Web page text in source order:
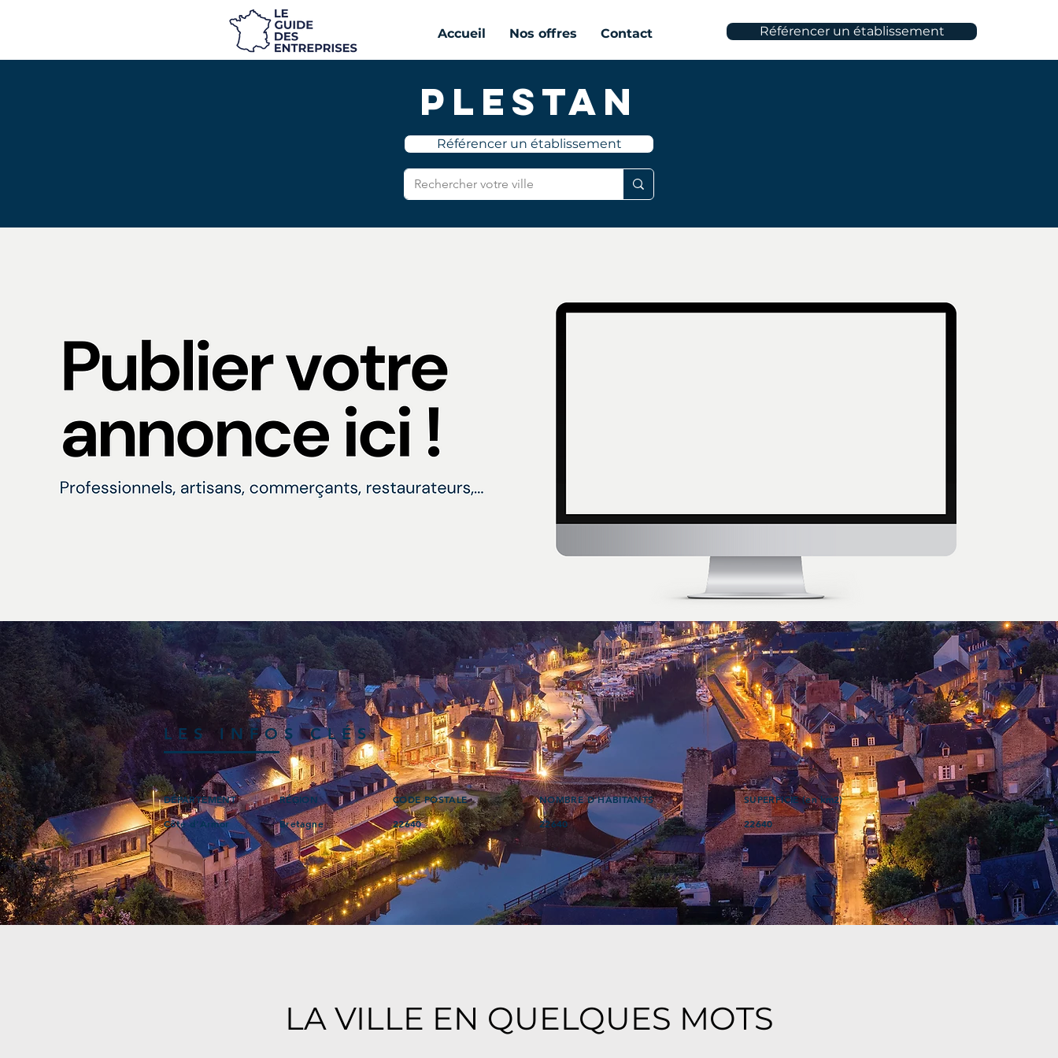
Référencer un établissement
Accueil Nos offres Contact
Plestan
Référencer un établissement
LES INFOS CLÉS
DÉPARTEMENT
Côte d’Armor
RÉGION
Bretagne
CODE POSTALE
22640
NOMBRE D'HABITANTS
22640
SUPERFICIE (en km2)
22640
LA VILLE EN QUELQUES MOTS